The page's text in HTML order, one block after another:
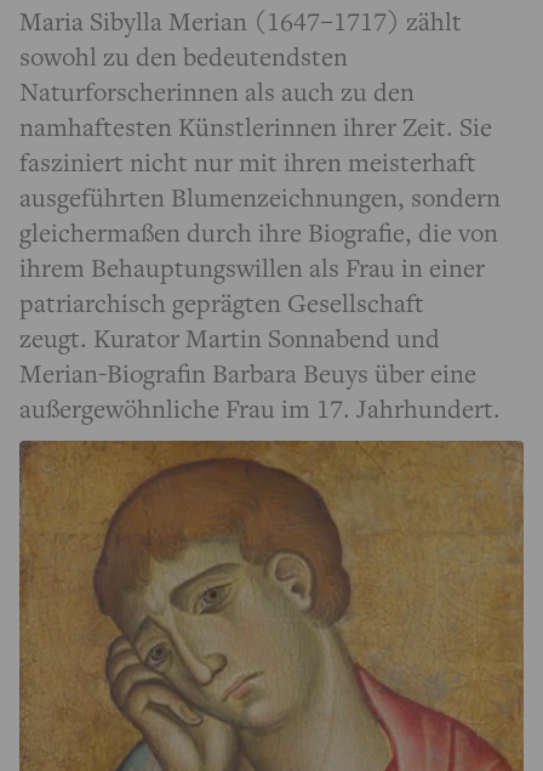
Maria Sibylla Merian (1647–1717) zählt
sowohl zu den bedeutendsten
Naturforscherinnen als auch zu den
namhaftesten Künstlerinnen ihrer Zeit. Sie
fasziniert nicht nur mit ihren meisterhaft
ausgeführten Blumenzeichnungen, sondern
gleichermaßen durch ihre Biografie, die von
ihrem Behauptungswillen als Frau in einer
patriarchisch geprägten Gesellschaft
zeugt. Kurator Martin Sonnabend und
Merian-Biografin Barbara Beuys über eine
außergewöhnliche Frau im 17. Jahrhundert.